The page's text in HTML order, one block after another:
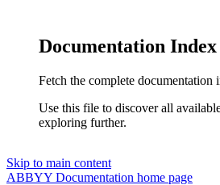
Documentation Index
Fetch the complete documentation
Use this file to discover all
exploring further.
Skip to main content
ABBYY Documentation home page